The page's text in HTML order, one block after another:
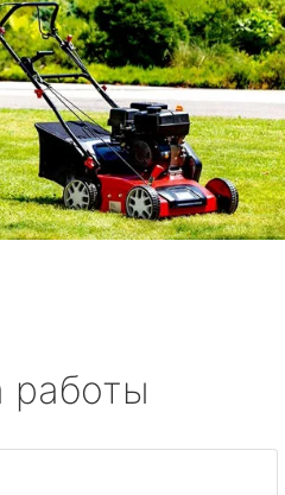
работы